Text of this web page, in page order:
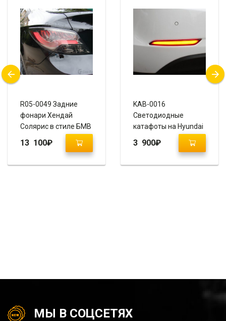
R05-0049 Задние
фонари Хендай
Солярис в стиле БМВ
(Тонированный)
13 100₽
KAB-0016
Светодиодные
катафоты на Hyundai
Elantra / Avante MD
3 900₽
МЫ В СОЦСЕТЯХ